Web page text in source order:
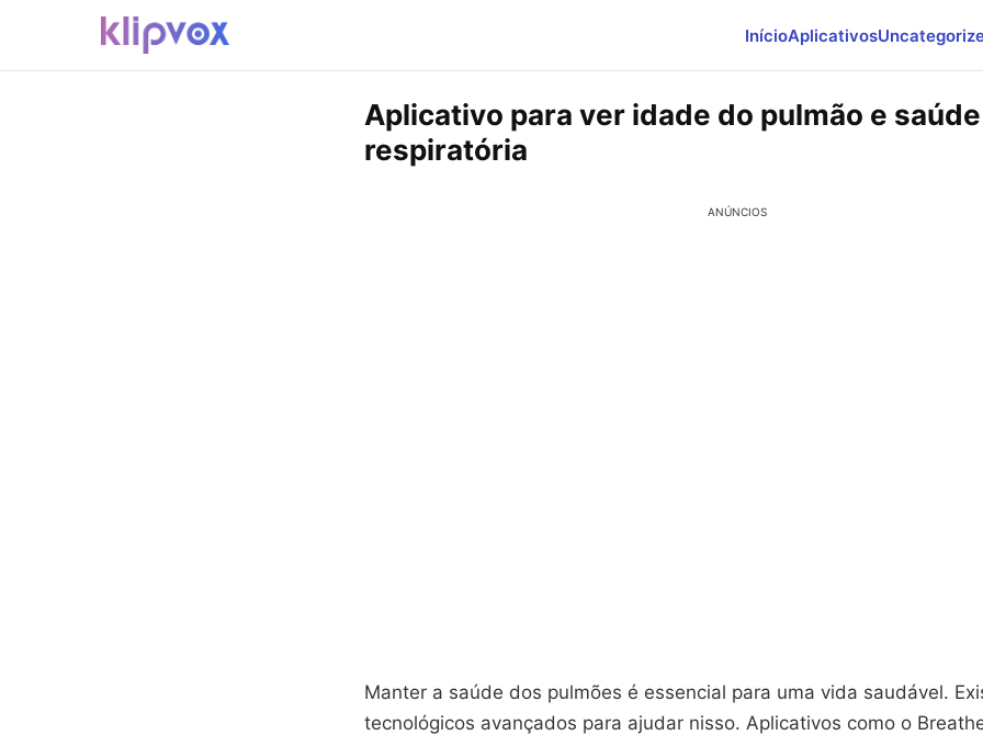
InícioAplicativos
Aplicativo para ver idade do pulmão e saúde
respiratória
ANÚNCIOS
Manter a saúde dos pulmões é essencial para uma vida saudável.
tecnológicos avançados para ajudar nisso. Aplicativos como o